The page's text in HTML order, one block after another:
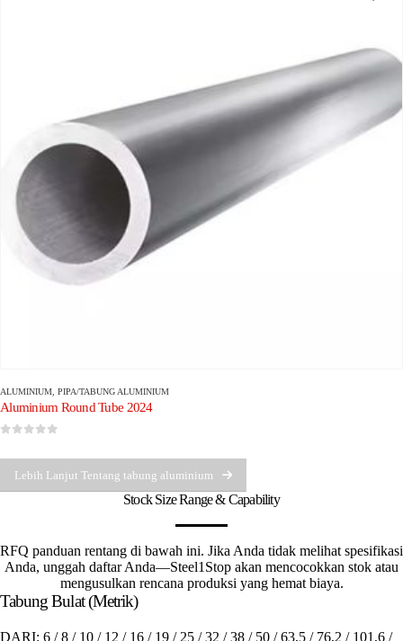
ALUMINIUM PIPA/TABUNG ALUMINIUM
Aluminium Round Tube 2024
Lebih Lanjut Tentang tabung aluminium
Stock Size Range & Capability
RFQ panduan rentang di bawah ini. Jika Anda tidak melihat spesifikasi
Anda, unggah daftar Anda—Steel1Stop akan mencocokkan stok atau
mengusulkan rencana produksi yang hemat biaya.
Tabung Bulat (Metrik)
DARI: 6 / 8 / 10 / 12 / 16 / 19 / 25 / 32 / 38 / 50 / 63,5 / 76,2 / 101,6 /